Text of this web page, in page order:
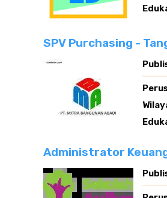
SPV Purchasing -
Administrator